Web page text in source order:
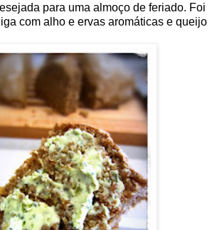
para uma almoço de feriado. Foi
com alho e ervas aromáticas e queijo